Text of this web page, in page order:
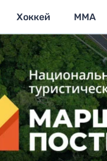
Хоккей MMA